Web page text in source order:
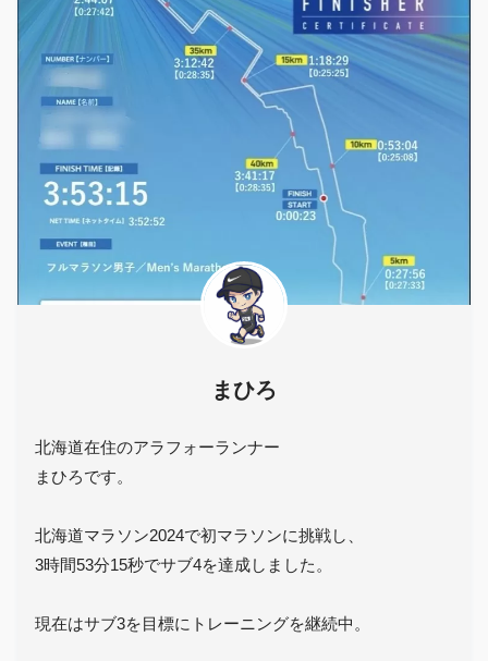
まひろ
北海道在住のアラフォーランナー
まひろです。
北海道マラソン2024で初マラソンに挑戦し、
3時間53分15秒でサブ4を達成しました。
現在はサブ3を目標にトレーニングを継続中。